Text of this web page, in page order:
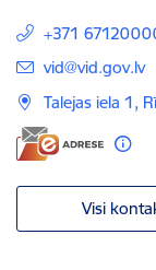
+371
E-pasts:
vid@vid.gov.lv
Talejas iela 1,
Visi